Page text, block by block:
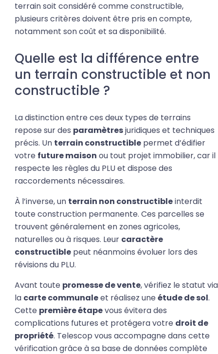
terrain soit considéré comme constructible,
plusieurs critères doivent être pris en compte,
notamment son coût et sa disponibilité.
Quelle est la différence entre
un terrain constructible et non
constructible ?
La distinction entre ces deux types de terrains
repose sur des paramètresjuridiques et techniques
précis. Un terrain constructible permet d’édifier
votre future maison ou tout projet immobilier, car il
respecte les règles du PLU et dispose des
raccordements nécessaires.
À l’inverse, un terrain non constructibleinterdit
toute construction permanente. Ces parcelles se
trouvent généralement en zones agricoles,
naturelles ou à risques. Leur caractère
constructible peut néanmoins évoluer lors des
révisions du PLU.
Avant toute promesse de vente, vérifiez le statut via
la carte communaleet réalisez uneétude de sol.
Cette première étapevous évitera des
complications futures et protégera votre droit de
propriété. Telescop vous accompagne dans cette
vérification grâce à sa base de données complète